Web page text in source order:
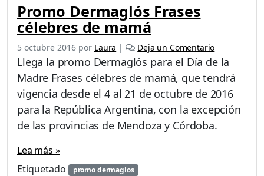
Promo Dermaglós Frases
célebres de mamá
5 octubre 2016 por Laura | Deja un Comentario
Llega la promo Dermaglós para el Día de la
Madre Frases célebres de mamá, que tendrá
vigencia desde el 4 al 21 de octubre de 2016
para la República Argentina, con la excepción
de las provincias de Mendoza y Córdoba.
Lea más »
Etiquetado
promo dermaglos